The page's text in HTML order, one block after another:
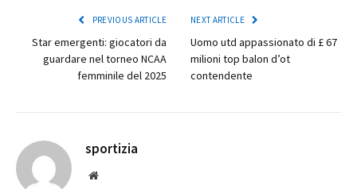
PREVIOUS ARTICLE
Star emergenti: giocatori da
guardare nel torneo NCAA
femminile del 2025
NEXT ARTICLE
Uomo utd appassionato di £ 67
milioni top balon d’ot
contendente
sportizia
Website